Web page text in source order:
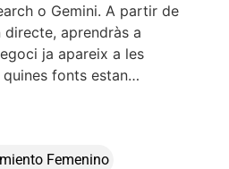
o Gemini.​ A partir de
aprendràs a
ja apareix a les
fonts estan…
Femenino